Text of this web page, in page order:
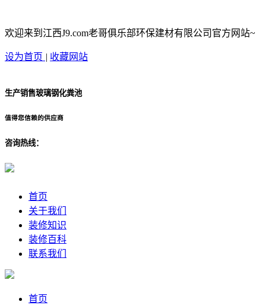
欢迎来到江西J9.com老哥俱乐部环保建材有限公司官方网站~
设为首页 | 收藏网站
生产销售玻璃钢化粪池
值得您信赖的供应商
咨询热线：
首页
关于我们
装修知识
装修百科
联系我们
首页